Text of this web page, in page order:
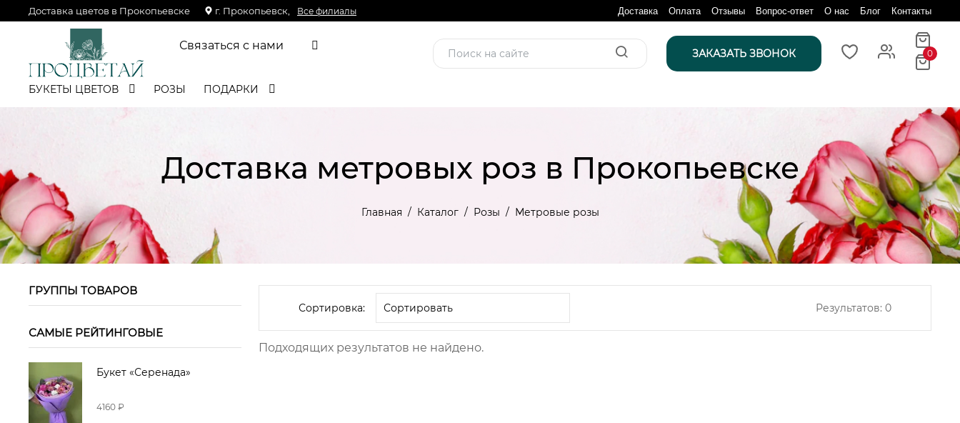
Доставка цветов в Прокопьевске г. Прокопьевск, Все филиалы Доставка Оплата Отзывы Вопрос-ответ О нас Блог Контакты
Связаться с нами
ЗАКАЗАТЬ ЗВОНОК 0
БУКЕТЫ ЦВЕТОВ РОЗЫ ПОДАРКИ
Доставка метровых роз в Прокопьевске
Главная Каталог Розы Метровые розы
ГРУППЫ ТОВАРОВ
САМЫЕ РЕЙТИНГОВЫЕ
Букет «Серенада»
4160 ₽
Сортировка: Результатов: 0
Подходящих результатов не найдено.